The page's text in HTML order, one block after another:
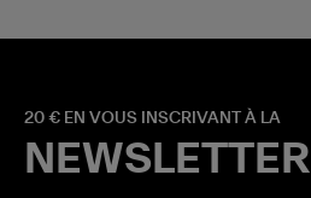
20 € EN VOUS INSCRIVANT À LA
NEWSLETTER